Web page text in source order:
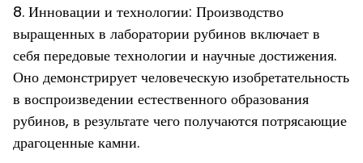
8. Инновации и технологии: Производство
выращенных в лаборатории рубинов включает в
себя передовые технологии и научные достижения.
Оно демонстрирует человеческую изобретательность
в воспроизведении естественного образования
рубинов, в результате чего получаются потрясающие
драгоценные камни.